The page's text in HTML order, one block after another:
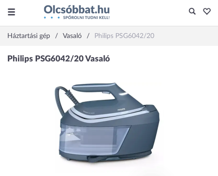
Háztartási gép Vasaló Philips PSG6042/20